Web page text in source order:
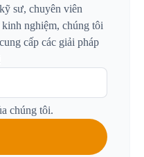
sư, chuyên viên
nghiệm, chúng tôi
cấp các giải pháp
chúng tôi.